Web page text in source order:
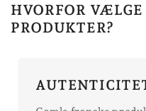
HVORFOR VÆLGE
PRODUKTER?